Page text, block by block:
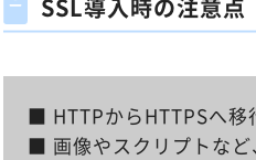
SSL導入時の注意点
■ HTTPからHTTPSへ移
■ 画像やスクリプトなど